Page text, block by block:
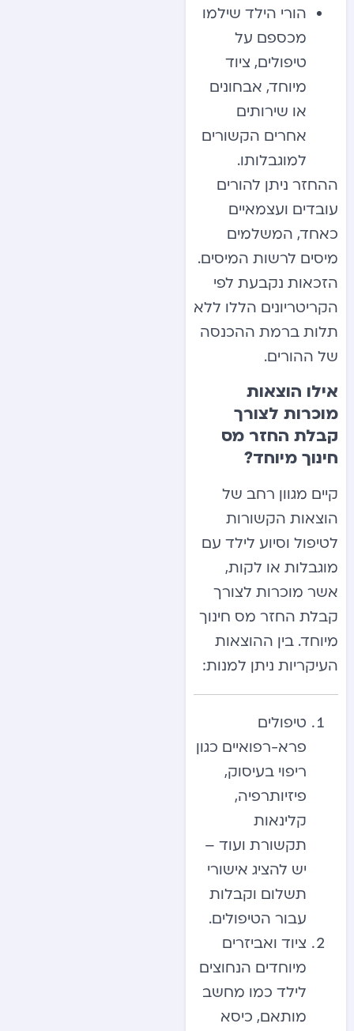
הורי הילד שילמו
מכספם על
טיפולים, ציוד
מיוחד, אבחונים
או שירותים
אחרים הקשורים
למוגבלותו.
ההחזר ניתן להורים
עובדים ועצמאיים
כאחד, המשלמים
מיסים לרשות המיסים.
הזכאות נקבעת לפי
הקריטריונים הללו ללא
תלות ברמת ההכנסה
של ההורים.
אילו הוצאות
מוכרות לצורך
קבלת החזר מס
חינוך מיוחד?
קיים מגוון רחב של
הוצאות הקשורות
לטיפול וסיוע לילד עם
מוגבלות או לקות,
אשר מוכרות לצורך
קבלת החזר מס חינוך
מיוחד. בין ההוצאות
העיקריות ניתן למנות:
טיפולים
פרא-רפואיים כגון
ריפוי בעיסוק,
פיזיותרפיה,
קלינאות
תקשורת ועוד –
יש להציג אישורי
תשלום וקבלות
עבור הטיפולים.
ציוד ואביזרים
מיוחדים הנחוצים
לילד כמו מחשב
מותאם, כיסא